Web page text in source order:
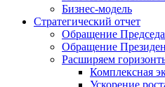
Бизнес-модель
Стратегический отчет
Обращение
Обращение
Расширяем
Комплексная
Ускорение